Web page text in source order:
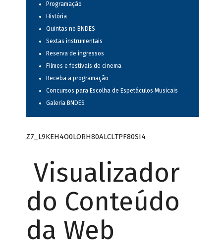
Programação
História
Quintas no BNDES
Sextas instrumentais
Reserva de ingressos
Filmes e festivais de cinema
Receba a programação
Concursos para Escolha de Espetáculos Musicais
Galeria BNDES
Z7_L9KEH4O0LORH80ALCLTPF80SI4
Visualizador
do Conteúdo
da Web